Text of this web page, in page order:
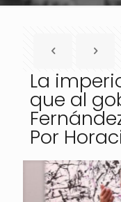
La
que al
Por